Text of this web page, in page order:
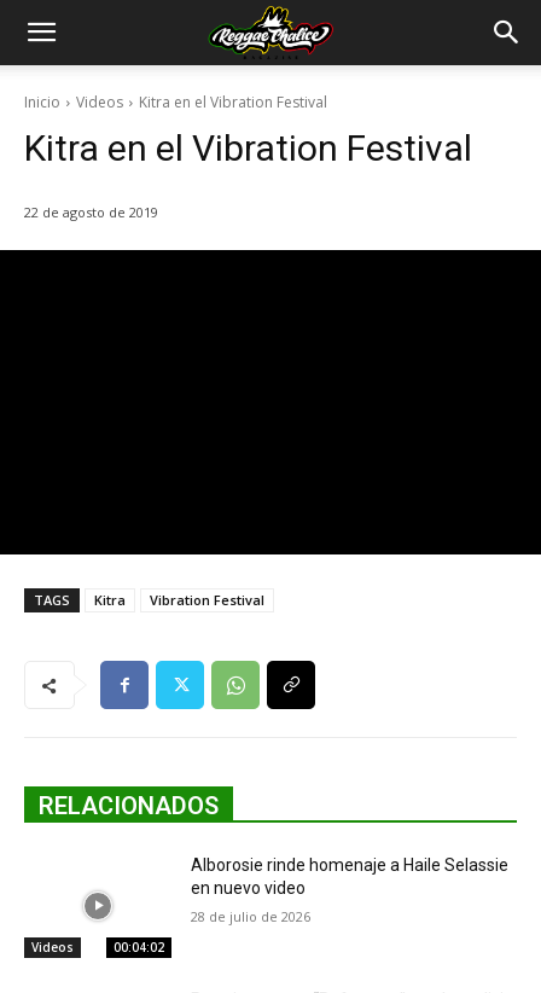
Inicio Videos Kitra en el Vibration Festival
Kitra en el Vibration Festival
22 de agosto de 2019
TAGS Kitra Vibration Festival
RELACIONADOS
Videos 00:04:02
Alborosie rinde homenaje a Haile Selassie
en nuevo video
28 de julio de 2026